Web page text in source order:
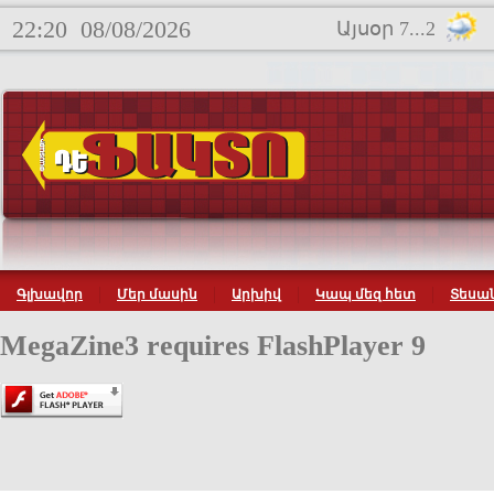
22:20 08/08/2026 Այսօր 7...2
Գլխավոր Մեր մասին Արխիվ Կապ մեզ հետ
MegaZine3 requires FlashPlayer 9